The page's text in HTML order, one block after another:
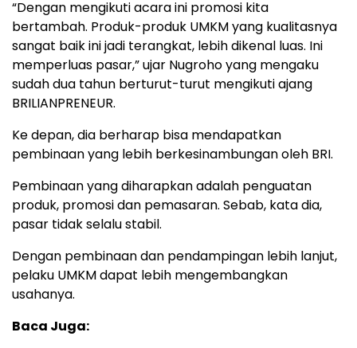
“Dengan mengikuti acara ini promosi kita
bertambah. Produk-produk UMKM yang kualitasnya
sangat baik ini jadi terangkat, lebih dikenal luas. Ini
memperluas pasar,” ujar Nugroho yang mengaku
sudah dua tahun berturut-turut mengikuti ajang
BRILIANPRENEUR.
Ke depan, dia berharap bisa mendapatkan
pembinaan yang lebih berkesinambungan oleh BRI.
Pembinaan yang diharapkan adalah penguatan
produk, promosi dan pemasaran. Sebab, kata dia,
pasar tidak selalu stabil.
Dengan pembinaan dan pendampingan lebih lanjut,
pelaku UMKM dapat lebih mengembangkan
usahanya.
Baca Juga: